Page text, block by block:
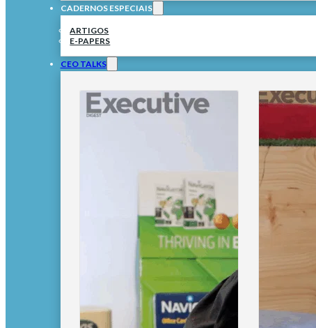
CADERNOS ESPECIAIS
ARTIGOS
E-PAPERS
CEO TALKS